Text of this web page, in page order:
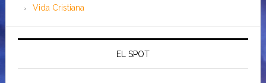
Vida Cristiana
EL SPOT